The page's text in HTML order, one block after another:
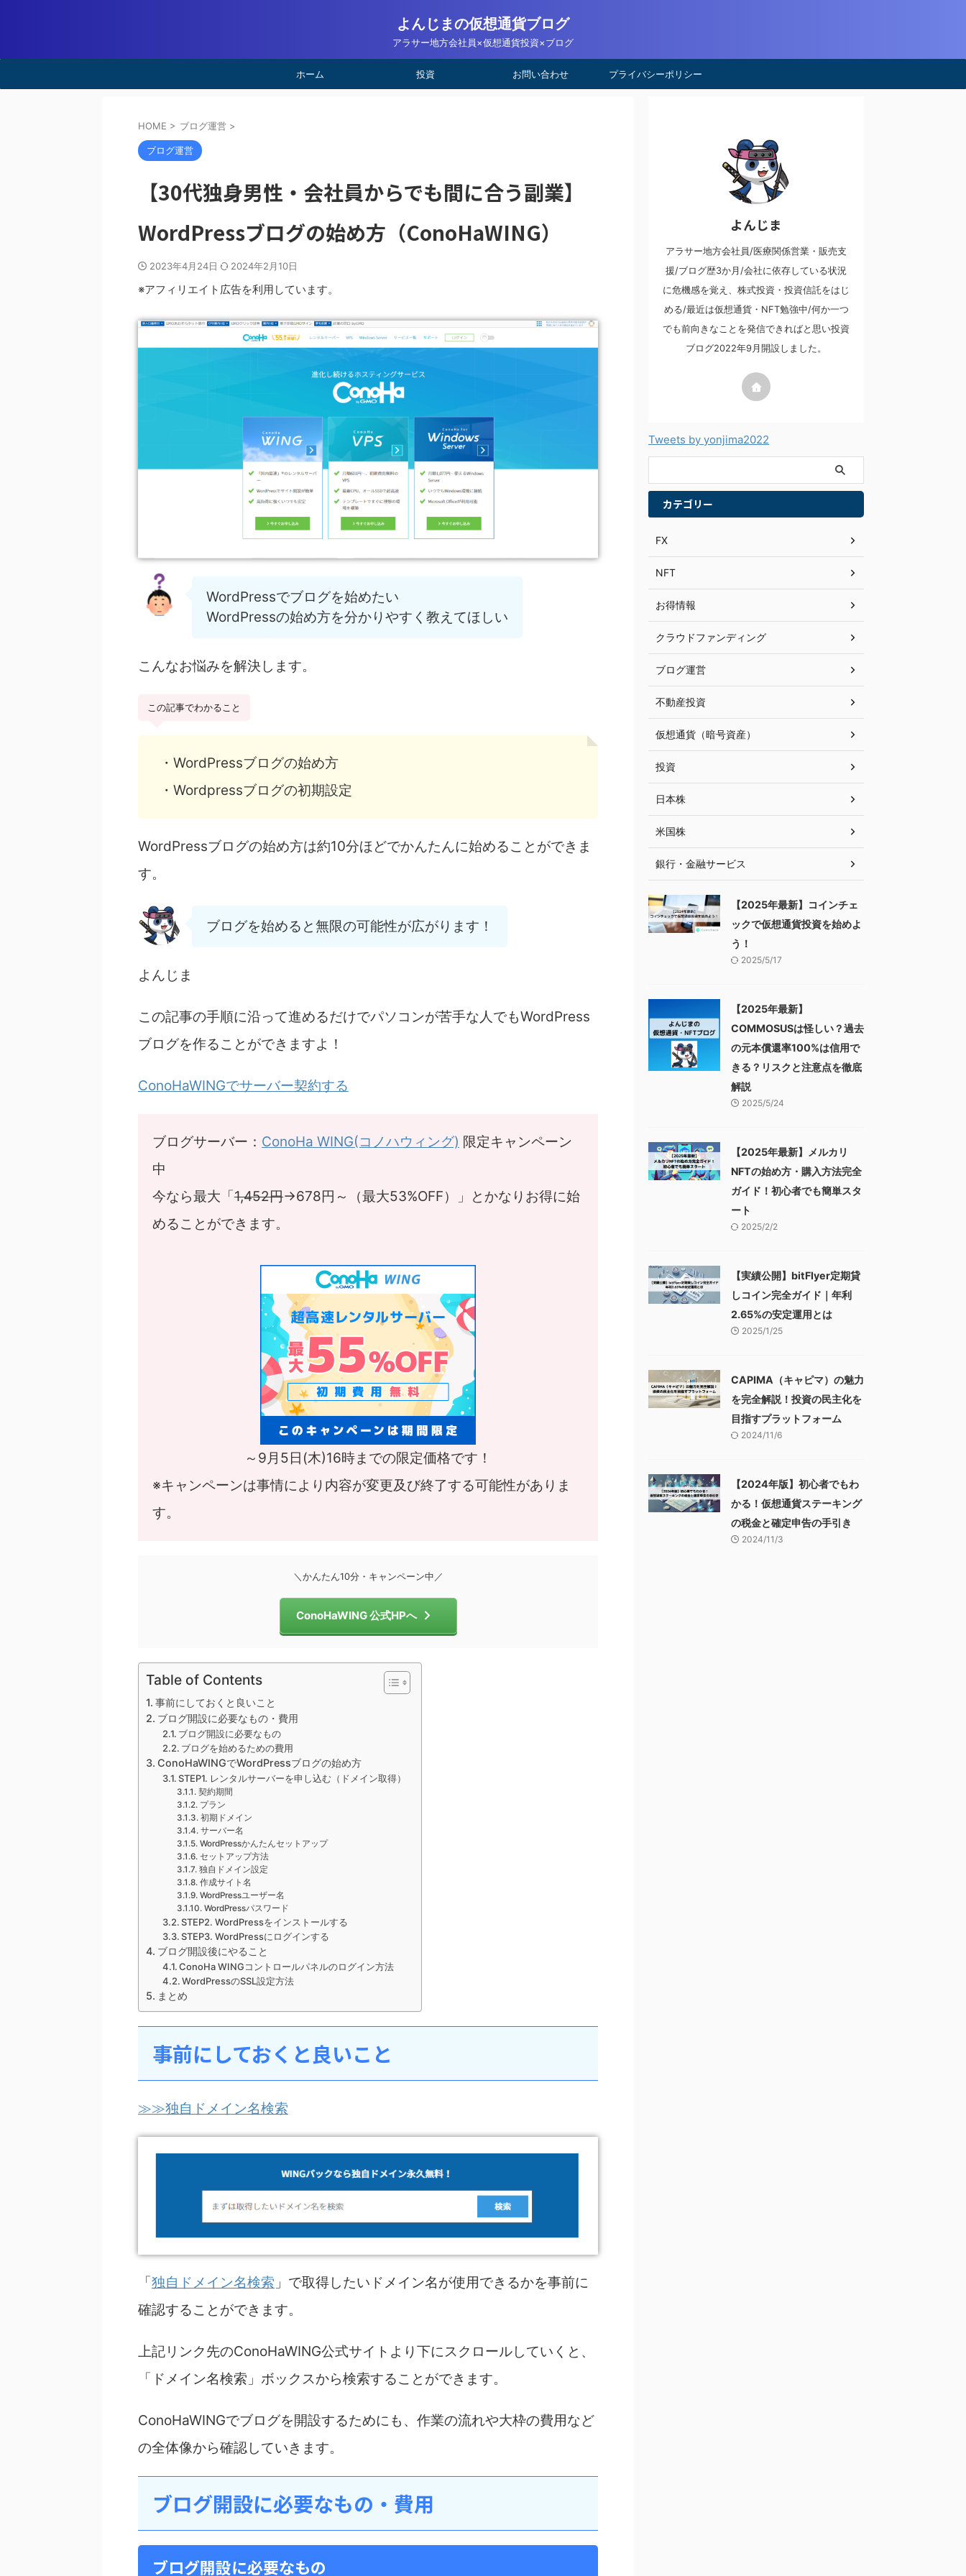
よんじまの仮想通貨ブログ
アラサー地方会社員×仮想通貨投資×ブログ
ホーム 投資 お問い合わせ プライバシーポリシー
HOME > ブログ運営 >
ブログ運営
【30代独身男性・会社員からでも間に合う副業】
WordPressブログの始め方（ConoHaWING）
2023年4月24日 2024年2月10日
※アフィリエイト広告を利用しています。
WordPressでブログを始めたい
WordPressの始め方を分かりやすく教えてほしい
こんなお悩みを解決します。
この記事でわかること
・WordPressブログの始め方
・Wordpressブログの初期設定
WordPressブログの始め方は約10分ほどでかんたんに始めることができま
す。
ブログを始めると無限の可能性が広がります！
よんじま
この記事の手順に沿って進めるだけでパソコンが苦手な人でもWordPress
ブログを作ることができますよ！
ConoHaWINGでサーバー契約する
ブログサーバー： ConoHa WING(コノハウィング) 限定キャンペーン
中
今なら最大「1,452円→678円～（最大53%OFF）」とかなりお得に始
めることができます。
～9月5日(木)16時までの限定価格です！
※キャンペーンは事情により内容が変更及び終了する可能性がありま
す。
＼かんたん10分・キャンペーン中／
ConoHaWING 公式HPへ
Table of Contents
事前にしておくと良いこと
ブログ開設に必要なもの・費用
ブログ開設に必要なもの
ブログを始めるための費用
ConoHaWINGでWordPressブログの始め方
STEP1. レンタルサーバーを申し込む（ドメイン取得）
契約期間
プラン
初期ドメイン
サーバー名
WordPressかんたんセットアップ
セットアップ方法
独自ドメイン設定
作成サイト名
WordPressユーザー名
WordPressパスワード
STEP2. WordPressをインストールする
STEP3. WordPressにログインする
ブログ開設後にやること
ConoHa WINGコントロールパネルのログイン方法
WordPressのSSL設定方法
まとめ
事前にしておくと良いこと
≫≫独自ドメイン名検索
「独自ドメイン名検索 」で取得したいドメイン名が使用できるかを事前に
確認することができます。
上記リンク先のConoHaWING公式サイトより下にスクロールしていくと、
「ドメイン名検索」ボックスから検索することができます。
ConoHaWINGでブログを開設するためにも、作業の流れや大枠の費用など
の全体像から確認していきます。
ブログ開設に必要なもの・費用
ブログ開設に必要なもの
よんじま
アラサー地方会社員/医療関係営業・販売支
援/ブログ歴3か月/会社に依存している状況
に危機感を覚え、株式投資・投資信託をはじ
める/最近は仮想通貨・NFT勉強中/何か一つ
でも前向きなことを発信できればと思い投資
ブログ2022年9月開設しました。
Tweets by yonjima2022
カテゴリー
FX
NFT
お得情報
クラウドファンディング
ブログ運営
不動産投資
仮想通貨（暗号資産）
投資
日本株
米国株
銀行・金融サービス
【2025年最新】コインチェ
ックで仮想通貨投資を始めよ
う！
2025/5/17
【2025年最新】
COMMOSUSは怪しい？過去
の元本償還率100%は信用で
きる？リスクと注意点を徹底
解説
2025/5/24
【2025年最新】メルカリ
NFTの始め方・購入方法完全
ガイド！初心者でも簡単スタ
ート
2025/2/2
【実績公開】bitFlyer定期貸
しコイン完全ガイド｜年利
2.65%の安定運用とは
2025/1/25
CAPIMA（キャピマ）の魅力
を完全解説！投資の民主化を
目指すプラットフォーム
2024/11/6
【2024年版】初心者でもわ
かる！仮想通貨ステーキング
の税金と確定申告の手引き
2024/11/3